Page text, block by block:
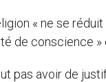
« ne se
de conscience »
pas avoir de